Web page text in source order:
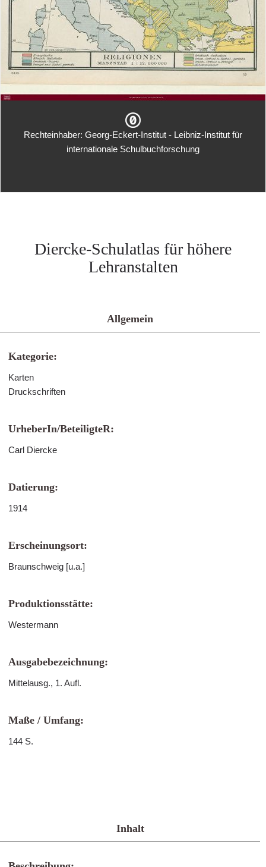
Rechteinhaber: Georg-Eckert-Institut - Leibniz-Institut für
internationale Schulbuchforschung
Diercke-Schulatlas für höhere
Lehranstalten
Allgemein
Kategorie:
Karten
Druckschriften
UrheberIn/BeteiligteR:
Carl Diercke
Datierung:
1914
Erscheinungsort:
Braunschweig [u.a.]
Produktionsstätte:
Westermann
Ausgabebezeichnung:
Mittelausg., 1. Aufl.
Maße / Umfang:
144 S.
Inhalt